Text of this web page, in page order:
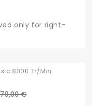
only for right-
8000 Tr/min
€